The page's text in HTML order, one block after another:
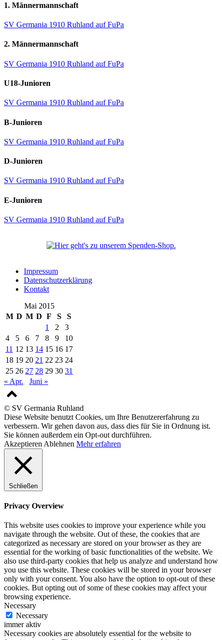
1. Männermannschaft
SV Germania 1910 Ruhland auf FuPa
2. Männermannschaft
SV Germania 1910 Ruhland auf FuPa
U18-Junioren
SV Germania 1910 Ruhland auf FuPa
B-Junioren
SV Germania 1910 Ruhland auf FuPa
D-Junioren
SV Germania 1910 Ruhland auf FuPa
E-Junioren
SV Germania 1910 Ruhland auf FuPa
Impressum
Datenschutzerklärung
Kontakt
Mai 2015
M D M D F S
S
1
2
3
4
5 6 7 8 9
10
11 12 13 14 15 16 17
18 19 20 21 22 23 24
25 26 27 28 29 30 31
« Apr.
Juni »
© SV Germania Ruhland
Diese Website benutzt Cookies, um Ihre Benutzererfahrung zu
verbessern. Wir gehen davon aus, dass dies für Sie in Ordnung ist.
Sie können außerdem ein Opt-out durchführen.
Akzeptieren Ablehnen Mehr erfahren
Schließen
Privacy Overview
This website uses cookies to improve your experience while you
navigate through the website. Out of these, the cookies that are
categorized as necessary are stored on your browser as they are
essential for the working of basic functionalities of the website. We
also use third-party cookies that help us analyze and understand how
you use this website. These cookies will be stored in your browser
only with your consent. You also have the option to opt-out of these
cookies. But opting out of some of these cookies may affect your
browsing experience.
Necessary
Necessary
immer aktiv
Necessary cookies are absolutely essential for the website to